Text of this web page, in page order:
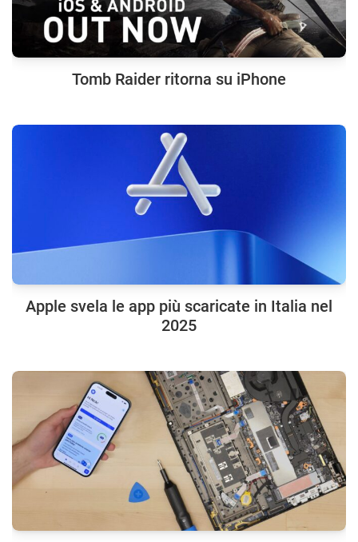
Tomb Raider ritorna su iPhone
Apple svela le app più scaricate in Italia nel
2025